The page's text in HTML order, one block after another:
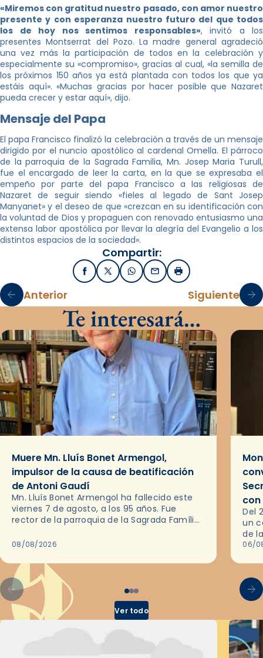
«Miremos con gratitud nuestro pasado, con amor nuestro
presente y con esperanza nuestro futuro del que todos
los de hoy nos sentimos responsables», invitó a los
presentes Montserrat del Pozo. La madre general agradeció
una vez más la participación de todos en la celebración y
especialmente su «compromiso», gracias al cual, «la semilla de
los próximos 150 años ya está plantada con todos los que ya
estáis aquí». «Muchas gracias por hacer posible que Nazaret
pueda crecer y estar aquí», dijo.
Mensaje del Papa
El papa Francisco finalizó la celebración a través de un mensaje
dirigido por el nuncio apostólico al cardenal Omella. El párroco
de la parroquia de la Sagrada Familia, Mn. Josep Maria Turull,
fue el encargado de leer la carta, en la que se expresaba el
empeño por parte del papa Francisco a las religiosas de
Nazaret de seguir siendo «fieles al legado de Sant Josep
Manyanet» y el deseo de que «crezcan en su identificación con
la voluntad de Dios y propaguen con renovado entusiasmo una
extensa labor apostólica por llevar la alegría del Evangelio a los
distintos espacios de la sociedad».
Compartir:
FacebookX / TwitterWhatsApp
EmailImprimir
Anterior Siguiente
Te interesará…
Muere Mn. Lluís Bonet Armengol,
impulsor de la causa de beatificación
de Antoni Gaudí
Mn. Lluís Bonet Armengol ha fallecido este
viernes 7 de agosto, a los 95 años. Fue
rector de la parroquia de la Sagrada Família
08/08/2026
Del
un
de
en
06/
Ver todo